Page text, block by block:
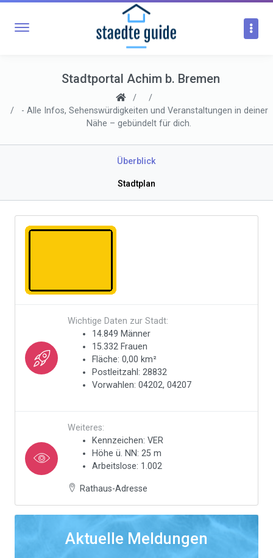
Stadtportal Achim b. Bremen
- Alle Infos, Sehenswürdigkeiten und Veranstaltungen in deiner
Nähe – gebündelt für dich.
Überblick
Stadtplan
Wichtige Daten zur Stadt:
14.849 Männer
15.332 Frauen
Fläche: 0,00 km²
Postleitzahl: 28832
Vorwahlen: 04202, 04207
Weiteres:
Kennzeichen: VER
Höhe ü. NN: 25 m
Arbeitslose: 1.002
Rathaus-Adresse
Aktuelle Meldungen